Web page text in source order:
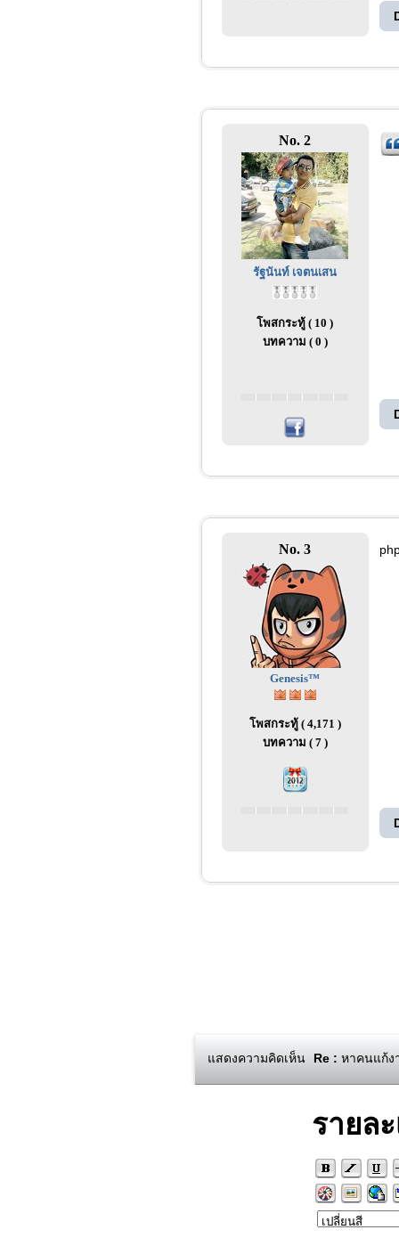
No. 2
รัฐนันท์ เจตนเสน
โพสกระทู้ ( 10 )
บทความ ( 0 )
No. 3
Genesis™
โพสกระทู้ ( 4,171 )
บทความ ( 7 )
แสดงความคิดเห็น Re : หาคนแก้ง
รายล